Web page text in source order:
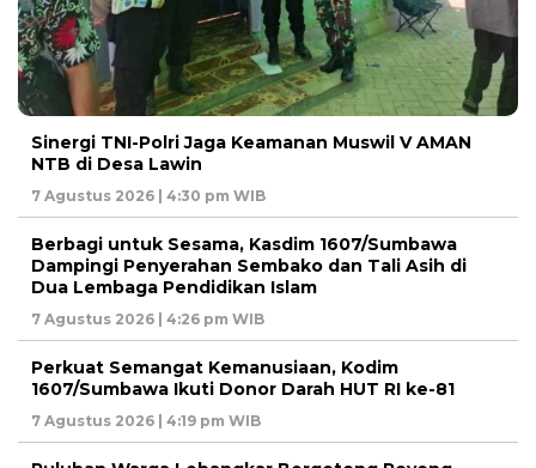
‎Sinergi TNI-Polri Jaga Keamanan Muswil V AMAN
NTB di Desa Lawin
7 Agustus 2026 | 4:30 pm WIB
Berbagi untuk Sesama, Kasdim 1607/Sumbawa
Dampingi Penyerahan Sembako dan Tali Asih di
Dua Lembaga Pendidikan Islam
7 Agustus 2026 | 4:26 pm WIB
Perkuat Semangat Kemanusiaan, Kodim
1607/Sumbawa Ikuti Donor Darah HUT RI ke-81
7 Agustus 2026 | 4:19 pm WIB